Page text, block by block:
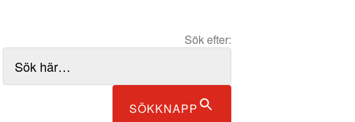
Sök efter:
SÖKKNAPP